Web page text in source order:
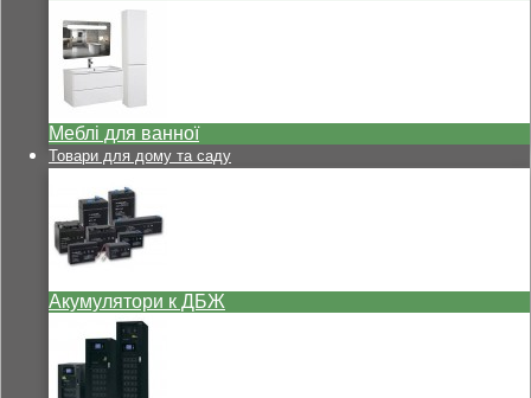
Меблі для ванної
Товари для дому та саду
Акумулятори к ДБЖ